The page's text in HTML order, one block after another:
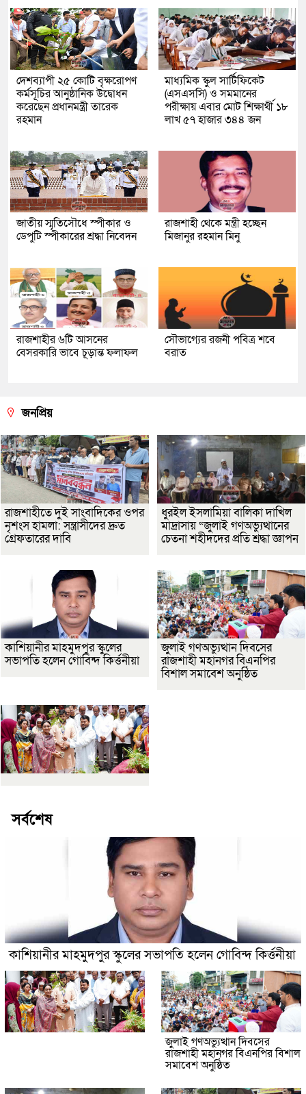
দেশব্যাপী ২৫ কোটি বৃক্ষরোপণ
কর্মসূচির আনুষ্ঠানিক উদ্বোধন
করেছেন প্রধানমন্ত্রী তারেক
রহমান
মাধ্যমিক স্কুল সার্টিফিকেট
(এসএসসি) ও সমমানের
পরীক্ষায় এবার মোট শিক্ষার্থী ১৮
লাখ ৫৭ হাজার ৩৪৪ জন
জাতীয় স্মৃতিসৌধে স্পীকার ও
ডেপুটি স্পীকারের শ্রদ্ধা নিবেদন
রাজশাহী থেকে মন্ত্রী হচ্ছেন
মিজানুর রহমান মিনু
রাজশাহীর ৬টি আসনের
বেসরকারি ভাবে চূড়ান্ত ফলাফল
সৌভাগ্যের রজনী পবিত্র শবে
বরাত
জনপ্রিয়
রাজশাহীতে দুই সাংবাদিকের ওপর
নৃশংস হামলা: সন্ত্রাসীদের দ্রুত
গ্রেফতারের দাবি
ধুরইল ইসলামিয়া বালিকা দাখিল
মাদ্রাসায় “জুলাই গণঅভ্যুত্থানের
চেতনা শহীদদের প্রতি শ্রদ্ধা জ্ঞাপন
কাশিয়ানীর মাহমুদপুর স্কুলের
সভাপতি হলেন গোবিন্দ কির্ত্তনীয়া
জুলাই গণঅভ্যুত্থান দিবসের
রাজশাহী মহানগর বিএনপির
বিশাল সমাবেশ অনুষ্ঠিত
সর্বশেষ
কাশিয়ানীর মাহমুদপুর স্কুলের সভাপতি হলেন গোবিন্দ কির্ত্তনীয়া
জুলাই গণঅভ্যুত্থান দিবসের
রাজশাহী মহানগর বিএনপির বিশাল
সমাবেশ অনুষ্ঠিত